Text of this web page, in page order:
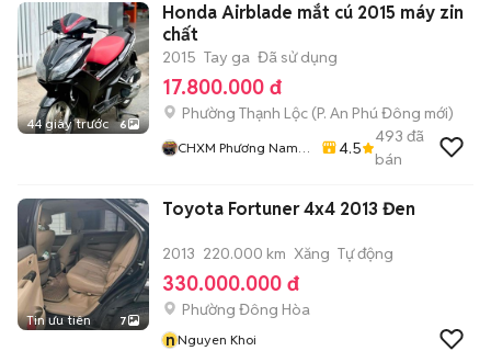
44 giây trước 6
Honda Airblade mắt cú 2015 máy zin
chất
2015 Tay ga Đã sử dụng
17.800.000 đ
Phường Thạnh Lộc (P. An Phú Đông mới)
CHXM Phương Nam
4.5
493 đã
bán
Tin ưu tiên 7
Toyota Fortuner 4x4 2013 Đen
2013 220.000 km Xăng Tự động
330.000.000 đ
Phường Đông Hòa
nNguyen Khoi